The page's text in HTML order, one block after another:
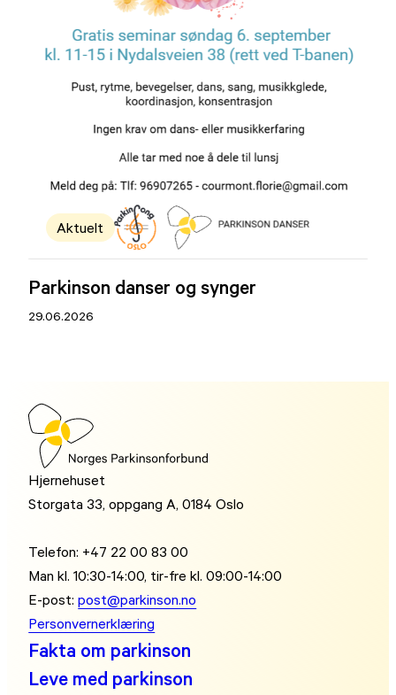
Aktuelt
Parkinson danser og synger
29.06.2026
Hjernehuset
Storgata 33, oppgang A, 0184 Oslo
Telefon: +47 22 00 83 00
Man kl. 10:30-14:00, tir-fre kl. 09:00-14:00
E-post:post@parkinson.no
Personvernerklæring
Fakta om parkinson
Leve med parkinson